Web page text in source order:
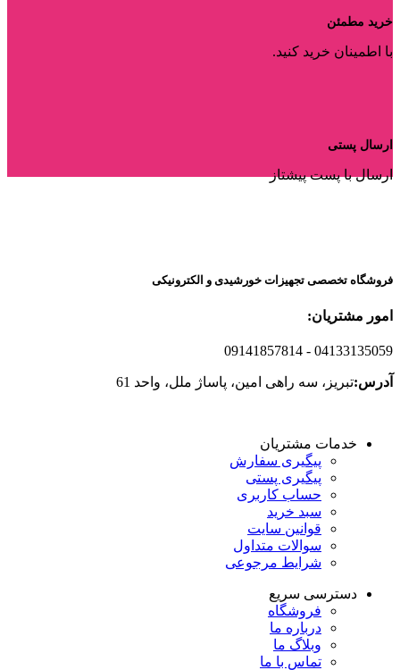
خرید مطمئن
با اطمینان خرید کنید.
ارسال پستی
ارسال با پست پیشتاز
فروشگاه تخصصی تجهیزات خورشیدی و الکترونیکی
امور مشتریان:
- 04133135059
09141857814
آدرس:تبریز، سه راهی امین، پاساژ ملل، واحد 61
خدمات مشتریان
پیگیری سفارش
پیگیری پستی
حساب کاربری
سبد خرید
قوانین سایت
سوالات متداول
شرایط مرجوعی
دسترسی سریع
فروشگاه
درباره ما
وبلاگ ما
تماس با ما